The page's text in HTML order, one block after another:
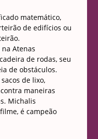
matemático,
de edifícios ou
Atenas
de rodas, seu
de obstáculos.
de lixo,
maneiras
Michalis
é campeão